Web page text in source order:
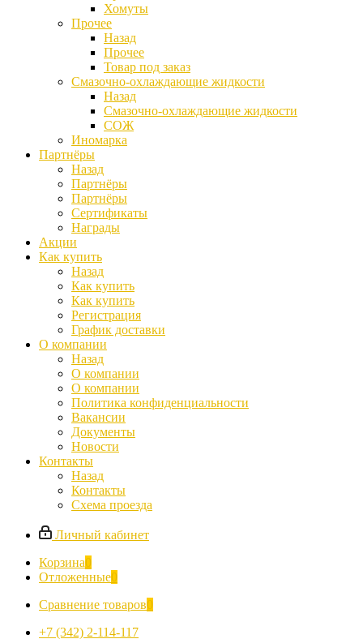
Хомуты
Прочее
Назад
Прочее
Товар под заказ
Смазочно-охлаждающие жидкости
Назад
Смазочно-охлаждающие жидкости
СОЖ
Иномарка
Партнёры
Назад
Партнёры
Партнёры
Сертификаты
Награды
Акции
Как купить
Назад
Как купить
Как купить
Регистрация
График доставки
О компании
Назад
О компании
О компании
Политика конфиденциальности
Вакансии
Документы
Новости
Контакты
Назад
Контакты
Схема проезда
Личный кабинет
Корзина0
Отложенные0
Сравнение товаров0
+7 (342) 2-114-117